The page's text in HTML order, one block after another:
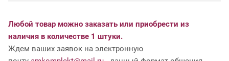
Любой товар можно заказать или приобрести из
наличия в количестве 1 штуки.
Ждем ваших заявок на электронную